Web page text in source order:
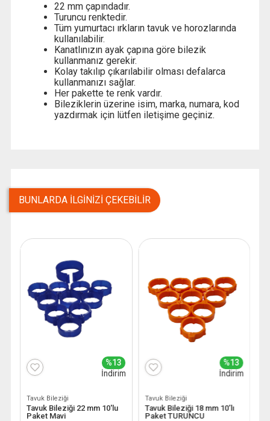
22 mm çapındadır.
Turuncu renktedir.
Tüm yumurtacı ırkların tavuk ve horozlarında
kullanılabilir.
Kanatlınızın ayak çapına göre bilezik
kullanmanız gerekir.
Kolay takılıp çıkarılabilir olması defalarca
kullanmanızı sağlar.
Her pakette te renk vardır.
Bileziklerin üzerine isim, marka, numara, kod
yazdırmak için lütfen iletişime geçiniz.
BUNLARDA İLGINIZI ÇEKEBILIR
%13
İndirim
Tavuk Bileziği
Tavuk Bileziği 22 mm 10'lu
Paket Mavi
%13
İndirim
Tavuk Bileziği
Tavuk Bileziği 18 mm 10’lı
Paket TURUNCU